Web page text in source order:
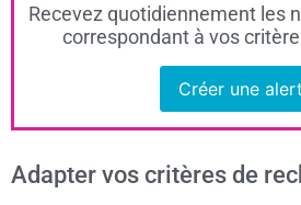
Recevez quotidiennement les
correspondant à vos
Créer une
Adapter vos critères de